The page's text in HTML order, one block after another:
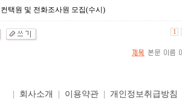
컨택원 및 전화조사원 모집(수시)
1
회사소개 이용약관| 개인정보취급방침